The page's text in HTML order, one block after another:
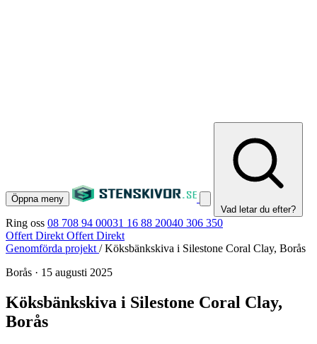
Öppna meny
Vad letar du efter?
Ring oss 08 708 94 00031 16 88 20040 306 350
Offert Direkt Offert Direkt
Genomförda projekt / Köksbänkskiva i Silestone Coral Clay, Borås
Borås · 15 augusti 2025
Köksbänkskiva i Silestone Coral Clay,
Borås